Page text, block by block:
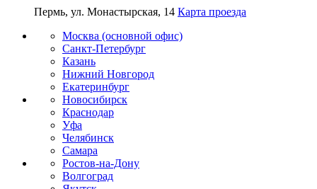
Пермь, ул. Монастырская, 14 Карта проезда
Москва (основной офис)
Санкт-Петербург
Казань
Нижний Новгород
Екатеринбург
Новосибирск
Краснодар
Уфа
Челябинск
Самара
Ростов-на-Дону
Волгоград